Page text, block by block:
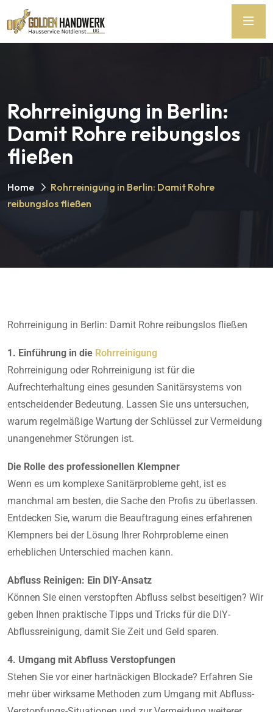
Rohrreinigung in Berlin:
Damit Rohre reibungslos
fließen
Home
Rohrreinigung in Berlin: Damit Rohre
reibungslos fließen
Rohrreinigung in Berlin: Damit Rohre reibungslos fließen
1. Einführung in die Rohrreinigung
Rohrreinigung oder Rohrreinigung ist für die
Aufrechterhaltung eines gesunden Sanitärsystems von
entscheidender Bedeutung. Lassen Sie uns untersuchen,
warum regelmäßige Wartung der Schlüssel zur Vermeidung
unangenehmer Störungen ist.
Die Rolle des professionellen Klempner
Wenn es um komplexe Sanitärprobleme geht, ist es
manchmal am besten, die Sache den Profis zu überlassen.
Entdecken Sie, warum die Beauftragung eines erfahrenen
Klempners bei der Lösung Ihrer Rohrprobleme einen
erheblichen Unterschied machen kann.
Abfluss Reinigen: Ein DIY-Ansatz
Können Sie einen verstopften Abfluss selbst beseitigen? Wir
geben Ihnen praktische Tipps und Tricks für die DIY-
Abflussreinigung, damit Sie Zeit und Geld sparen.
4. Umgang mit Abfluss Verstopfungen
Stehen Sie vor einer hartnäckigen Blockade? Erfahren Sie
mehr über wirksame Methoden zum Umgang mit Abfluss-